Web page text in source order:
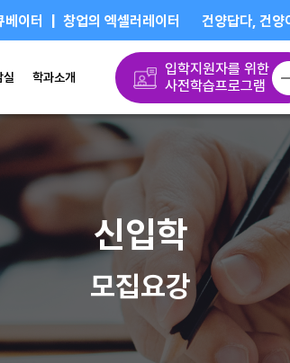
베이터 | 창업의 엑셀러레이터 건양답다, 건양
실 학과소개
입학지원자를 위한
사전학습프로그램
신입학
모집요강